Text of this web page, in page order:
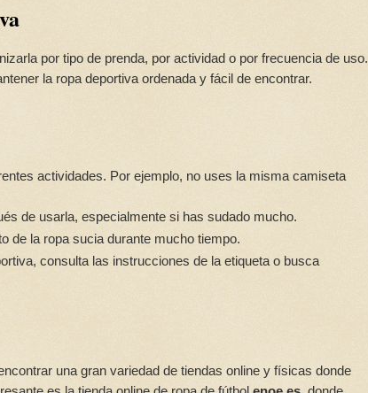
por tipo de prenda, por actividad o por frecuencia de uso.
la ropa deportiva ordenada y fácil de encontrar.
actividades. Por ejemplo, no uses la misma camiseta
de usarla, especialmente si has sudado mucho.
de la ropa sucia durante mucho tiempo.
consulta las instrucciones de la etiqueta o busca
una gran variedad de tiendas online y físicas donde